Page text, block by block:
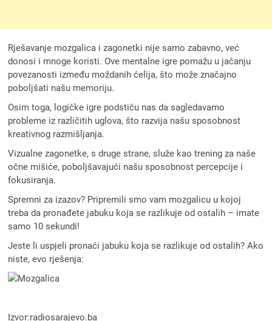
Rješavanje mozgalica i zagonetki nije samo zabavno, već
donosi i mnoge koristi. Ove mentalne igre pomažu u jačanju
povezanosti između moždanih ćelija, što može značajno
poboljšati našu memoriju.
Osim toga, logičke igre podstiču nas da sagledavamo
probleme iz različitih uglova, što razvija našu sposobnost
kreativnog razmišljanja.
Vizualne zagonetke, s druge strane, služe kao trening za naše
očne mišiće, poboljšavajući našu sposobnost percepcije i
fokusiranja.
Spremni za izazov? Pripremili smo vam mozgalicu u kojoj
treba da pronađete jabuku koja se razlikuje od ostalih – imate
samo 10 sekundi!
Jeste li uspjeli pronaći jabuku koja se razlikuje od ostalih? Ako
niste, evo rješenja:
Izvor:radiosarajevo.ba